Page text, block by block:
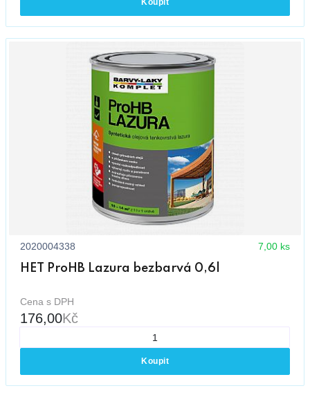
Koupit
2020004338 7,00 ks
HET ProHB Lazura bezbarvá 0,6l
Cena s DPH
176,00Kč
Koupit